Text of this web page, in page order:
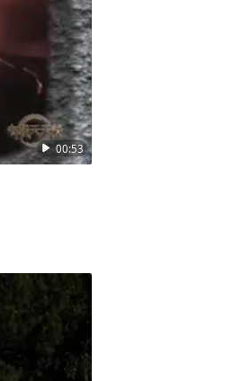
00:53